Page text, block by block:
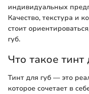
индивидуальных
Качество, текстура и
стоит
губ.
Что такое тинт
Тинт для губ — это
которое сочетает в